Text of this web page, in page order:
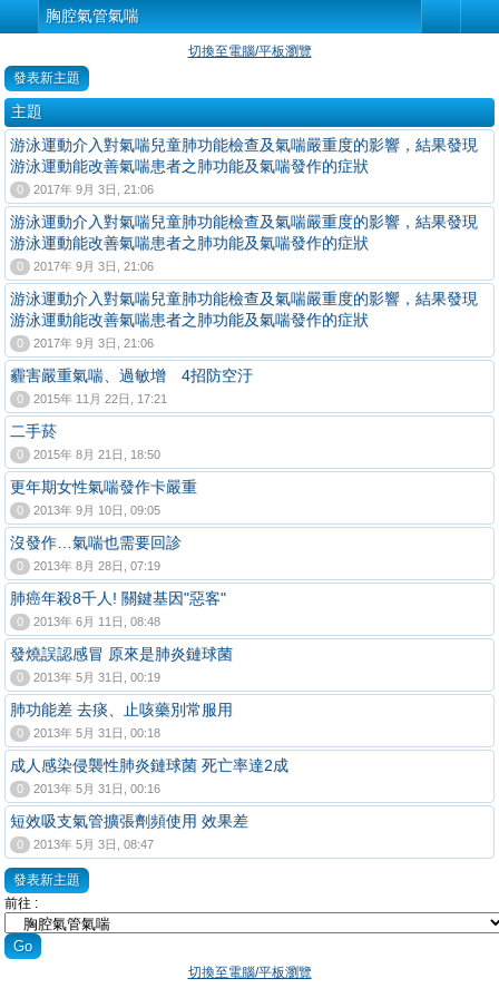
胸腔氣管氣喘
切換至電腦/平板瀏覽
發表新主題
主題
游泳運動介入對氣喘兒童肺功能檢查及氣喘嚴重度的影響，結果發現
游泳運動能改善氣喘患者之肺功能及氣喘發作的症狀
0 2017年 9月 3日, 21:06
游泳運動介入對氣喘兒童肺功能檢查及氣喘嚴重度的影響，結果發現
游泳運動能改善氣喘患者之肺功能及氣喘發作的症狀
0 2017年 9月 3日, 21:06
游泳運動介入對氣喘兒童肺功能檢查及氣喘嚴重度的影響，結果發現
游泳運動能改善氣喘患者之肺功能及氣喘發作的症狀
0 2017年 9月 3日, 21:06
霾害嚴重氣喘、過敏增 4招防空汙
0 2015年 11月 22日, 17:21
二手菸
0 2015年 8月 21日, 18:50
更年期女性氣喘發作卡嚴重
0 2013年 9月 10日, 09:05
沒發作…氣喘也需要回診
0 2013年 8月 28日, 07:19
肺癌年殺8千人! 關鍵基因"惡客"
0 2013年 6月 11日, 08:48
發燒誤認感冒 原來是肺炎鏈球菌
0 2013年 5月 31日, 00:19
肺功能差 去痰、止咳藥別常服用
0 2013年 5月 31日, 00:18
成人感染侵襲性肺炎鏈球菌 死亡率達2成
0 2013年 5月 31日, 00:16
短效吸支氣管擴張劑頻使用 效果差
0 2013年 5月 3日, 08:47
發表新主題
前往 :
切換至電腦/平板瀏覽